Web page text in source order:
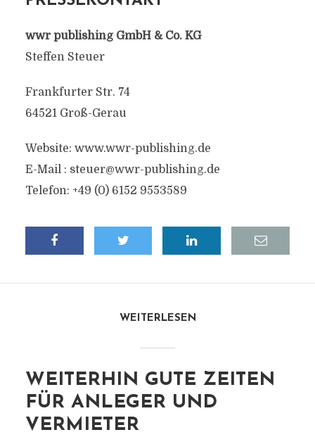
wwr publishing GmbH & Co. KG
Steffen Steuer
Frankfurter Str. 74
64521 Groß-Gerau
Website: www.wwr-publishing.de
E-Mail : steuer@wwr-publishing.de
Telefon: +49 (0) 6152 9553589
WEITERLESEN
WEITERHIN GUTE ZEITEN
FÜR ANLEGER UND
VERMIETER